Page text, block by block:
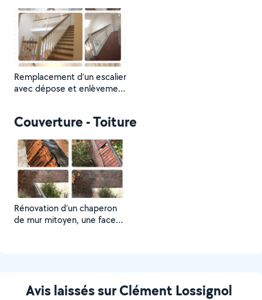
Remplacement d’un escalier
avec dépose et enlèvement
avec balustres en bois,
peintures
Couverture - Toiture
Rénovation d’un chaperon
de mur mitoyen, une face
Avis laissés sur Clément Lossignol